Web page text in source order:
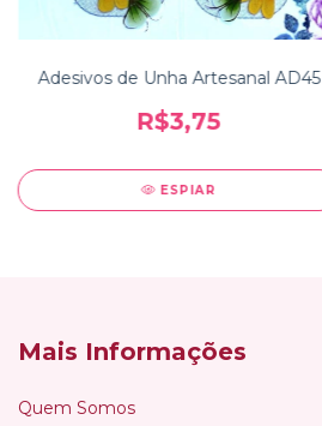
Adesivos de Unha Artesanal AD45
R$3,75
ESPIAR
Mais Informações
Quem Somos